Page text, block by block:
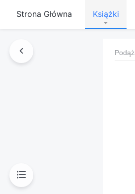
Strona Główna Książki